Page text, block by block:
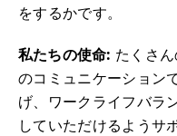
をするかです。
私たちの使命: たくさ
のコミュニケーション
げ、ワークライフバラ
していただけるようサ